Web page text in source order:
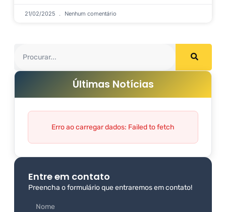
21/02/2025 Nenhum comentário
Últimas Notícias
Erro ao carregar dados: Failed to fetch
Entre em contato
Preencha o formulário que entraremos em contato!